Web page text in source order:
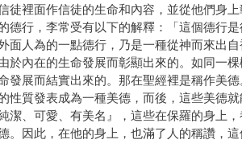
徒裡面作信徒的生命和內容，並從他們身
德行，李常受有以下的解釋：「這個德行
面人為的一點德行，乃是一種從神而來出
於內在的生命發展而彰顯出來的。如同一
發展而結實出來的。那在聖經裡是稱作美
性質發表成為一種美德，而後，這些美德
潔、可愛、有美名』，這些在保羅的身上
。因此，在他的身上，也滿了人的稱讚，